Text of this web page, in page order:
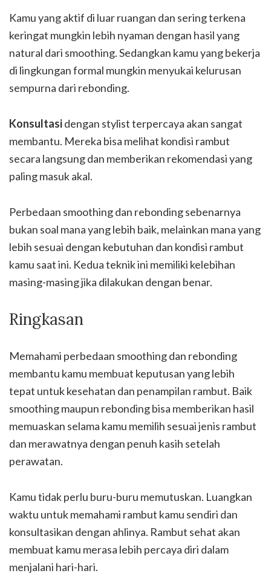
Kamu yang aktif di luar ruangan dan sering terkena
keringat mungkin lebih nyaman dengan hasil yang
natural dari smoothing. Sedangkan kamu yang bekerja
di lingkungan formal mungkin menyukai kelurusan
sempurna dari rebonding.
Konsultasidengan stylist terpercaya akan sangat
membantu. Mereka bisa melihat kondisi rambut
secara langsung dan memberikan rekomendasi yang
paling masuk akal.
Perbedaan smoothing dan rebonding sebenarnya
bukan soal mana yang lebih baik, melainkan mana yang
lebih sesuai dengan kebutuhan dan kondisi rambut
kamu saat ini. Kedua teknik ini memiliki kelebihan
masing-masing jika dilakukan dengan benar.
Ringkasan
Memahami perbedaan smoothing dan rebonding
membantu kamu membuat keputusan yang lebih
tepat untuk kesehatan dan penampilan rambut. Baik
smoothing maupun rebonding bisa memberikan hasil
memuaskan selama kamu memilih sesuai jenis rambut
dan merawatnya dengan penuh kasih setelah
perawatan.
Kamu tidak perlu buru-buru memutuskan. Luangkan
waktu untuk memahami rambut kamu sendiri dan
konsultasikan dengan ahlinya. Rambut sehat akan
membuat kamu merasa lebih percaya diri dalam
menjalani hari-hari.